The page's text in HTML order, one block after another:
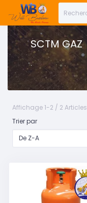
SCTM GAZ
.
Affichage 1-2 / 2 Articles
Trier par